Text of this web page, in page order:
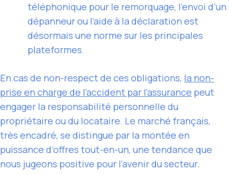
téléphonique pour le remorquage, l’envoi d’un
dépanneur ou l’aide à la déclaration est
désormais une norme sur les principales
plateformes.
En cas de non-respect de ces obligations, la non-
prise en charge de l’accident par l’assurance peut
engager la responsabilité personnelle du
propriétaire ou du locataire. Le marché français,
très encadré, se distingue par la montée en
puissance d’offres tout-en-un, une tendance que
nous jugeons positive pour l’avenir du secteur.